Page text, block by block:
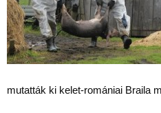
mutatták ki kelet-romániai Braila